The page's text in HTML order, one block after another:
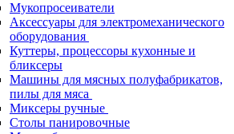
Мукопросеиватели
Аксессуары для электромеханического
оборудования
Куттеры, процессоры кухонные и
бликсеры
Машины для мясных полуфабрикатов,
пилы для мяса
Миксеры ручные
Столы панировочные